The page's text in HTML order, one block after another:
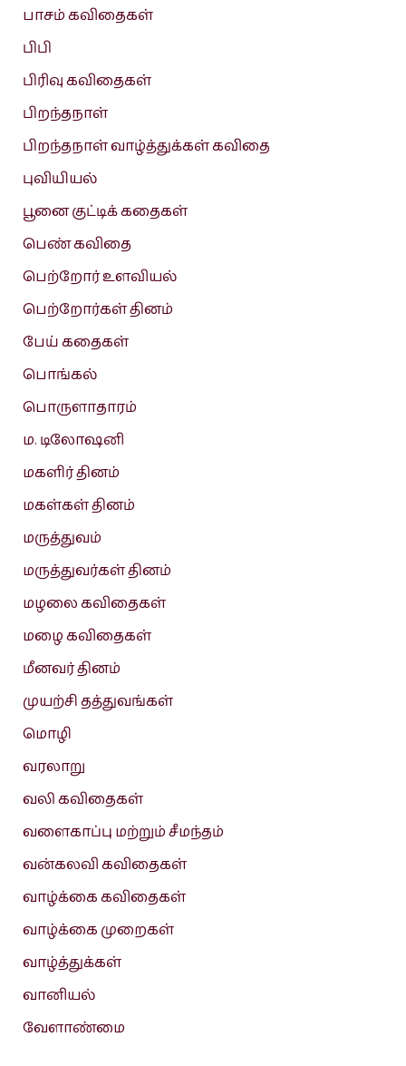
பாசம் கவிதைகள்
பிபி
பிரிவு கவிதைகள்
பிறந்தநாள்
பிறந்தநாள் வாழ்த்துக்கள் கவிதை
புவியியல்
பூனை குட்டிக் கதைகள்
பெண் கவிதை
பெற்றோர் உளவியல்
பெற்றோர்கள் தினம்
பேய் கதைகள்
பொங்கல்
பொருளாதாரம்
ம. டிலோஷனி
மகளிர் தினம்
மகள்கள் தினம்
மருத்துவம்
மருத்துவர்கள் தினம்
மழலை கவிதைகள்
மழை கவிதைகள்
மீனவர் தினம்
முயற்சி தத்துவங்கள்
மொழி
வரலாறு
வலி கவிதைகள்
வளைகாப்பு மற்றும் சீமந்தம்
வன்கலவி கவிதைகள்
வாழ்க்கை கவிதைகள்
வாழ்க்கை முறைகள்
வாழ்த்துக்கள்
வானியல்
வேளாண்மை